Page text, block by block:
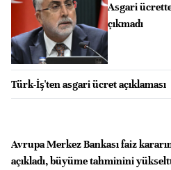
Asgari
çıkmadı
Türk-İş'ten asgari ücret açıklaması
Avrupa Merkez Bankası faiz
açıkladı, büyüme tahminini